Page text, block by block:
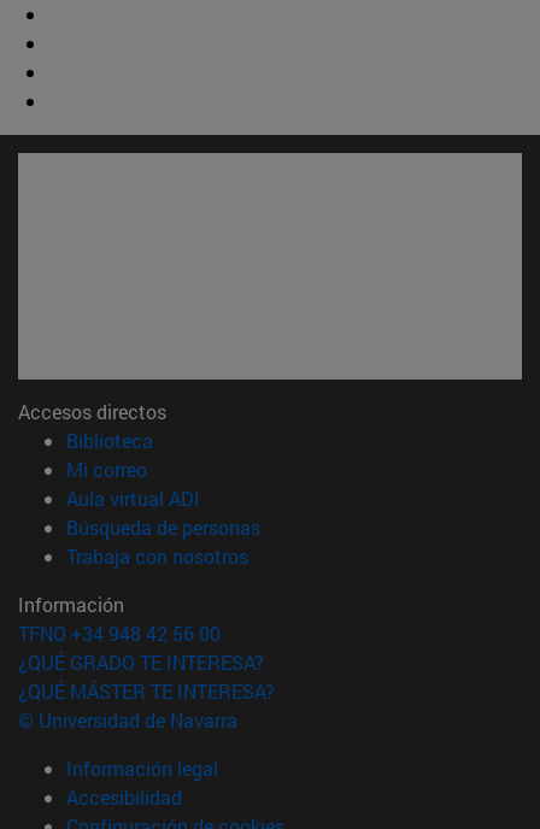
Accesos directos
Biblioteca
Mi correo(abre en nueva ventana)
Aula virtual ADI
Búsqueda de personas(abre en nueva ventana)
Trabaja con nosotros(abre en nueva ventana)
Información
TFNO +34 948 42 56 00
¿QUÉ GRADO TE INTERESA?
¿QUÉ MÁSTER TE INTERESA?
© Universidad de Navarra
Información legal
Accesibilidad